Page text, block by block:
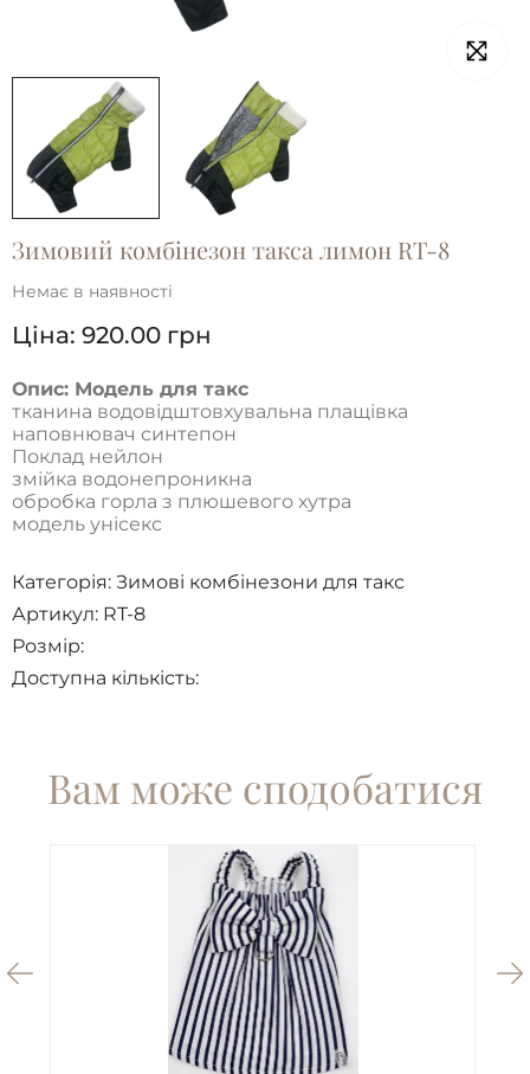
Зимовий комбінезон такса лимон RT-8
Немає в наявності
Ціна: 920.00 грн
Опис: Модель для такс
тканина водовідштовхувальна плащівка
наповнювач синтепон
Поклад нейлон
змійка водонепроникна
обробка горла з плюшевого хутра
модель унісекс
Категорія: Зимові комбінезони для такс
Артикул: RT-8
Розмір:
Доступна кількість:
Вам може сподобатися